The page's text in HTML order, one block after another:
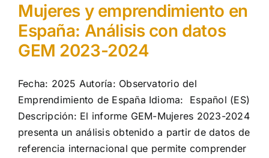
Mujeres y emprendimiento en
España: Análisis con datos
GEM 2023-2024
Fecha: 2025 Autoría: Observatorio del
Emprendimiento de España Idioma: Español (ES)
Descripción: El informe GEM-Mujeres 2023-2024
presenta un análisis obtenido a partir de datos de
referencia internacional que permite comprender